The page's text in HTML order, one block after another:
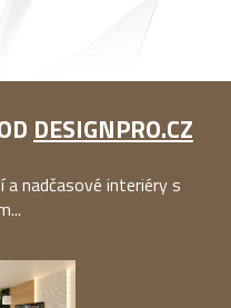
DESIGNPRO.CZ
nadčasové interiéry s